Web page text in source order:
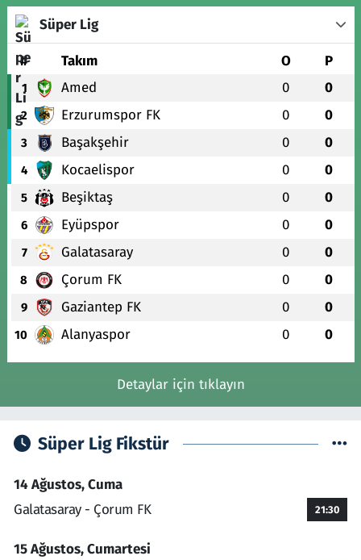
Süper Lig
# Takım O P
1 Amed 0 0
2 Erzurumspor FK 0 0
3 Başakşehir 0 0
4 Kocaelispor 0 0
5 Beşiktaş 0 0
6 Eyüpspor 0 0
7 Galatasaray 0 0
8 Çorum FK 0 0
9 Gaziantep FK 0 0
10 Alanyaspor 0 0
Detaylar için tıklayın
Süper Lig Fikstür
14 Ağustos, Cuma
Galatasaray - Çorum FK
21:30
15 Ağustos, Cumartesi